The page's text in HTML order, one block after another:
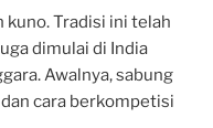
kuno. Tradisi ini telah
dimulai di India
Awalnya, sabung
cara berkompetisi